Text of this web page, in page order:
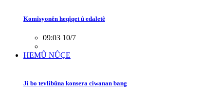
Komîsyonên heqîqet û edaletê
09:03 10/7
HEMÛ NÛÇE
Ji bo tevlibûna konsera ciwanan bang